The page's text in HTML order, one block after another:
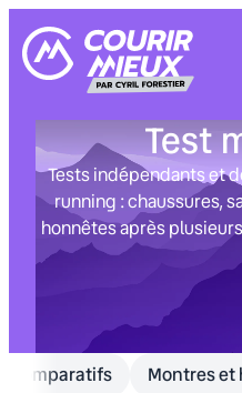
Aller
au
contenu
Test
Tests indépendants et
running : chaussures,
honnêtes après
Comparatifs Montres